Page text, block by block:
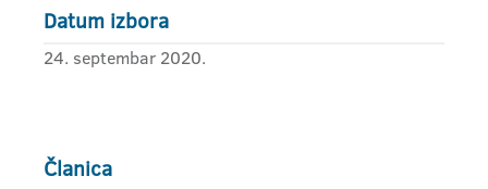
Datum izbora
24. septembar 2020.
Članica